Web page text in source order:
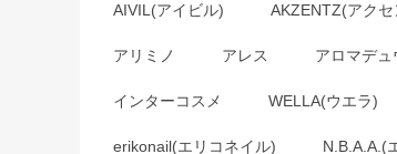
AIVIL(アイビル) AKZENTZ(アクセ
アリミノ アレス アロマデュ
インターコスメ WELLA(ウエラ)
erikonail(エリコネイル) N.B.A.A.(